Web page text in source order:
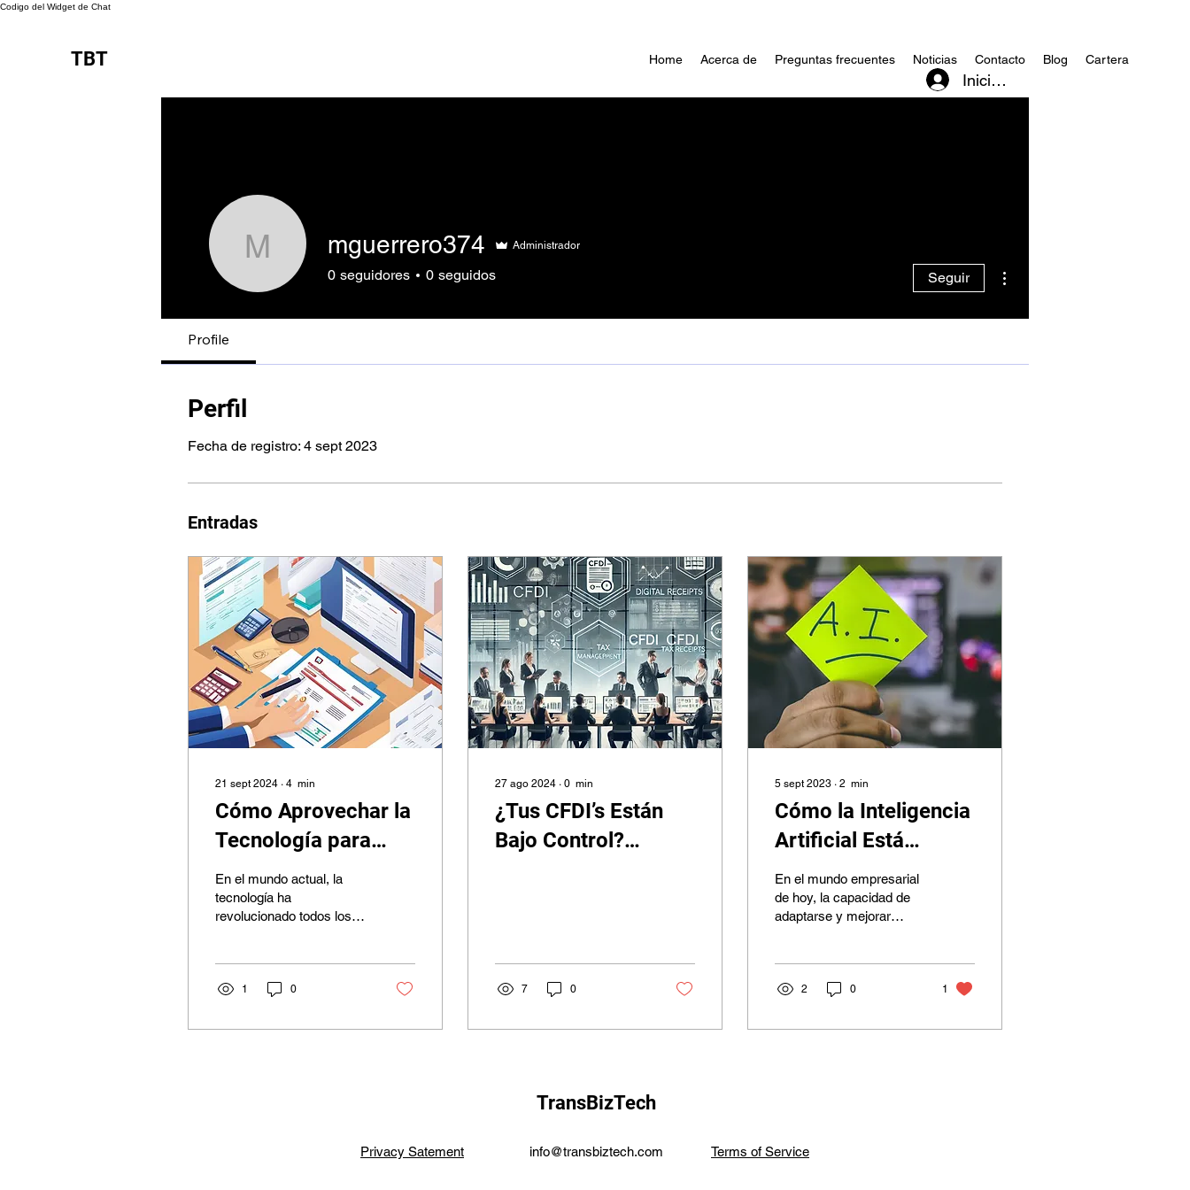
Codigo del Widget de Chat
TBT Home Acerca de Preguntas frecuentes Noticias Contacto Blog Cartera
Iniciar sesión
mguerrero374
mguerrero374 Administrador
0 seguidores 0 seguidos Seguir
Profile
Perfil
Fecha de registro: 4 sept 2023
Entradas
21 sept 2024 ∙ 4 min
Cómo Aprovechar la
Tecnología para
Descargar
Comprobantes
Fiscales y Revisar
las Cifras de tu
Ejercicio Contable y
En el mundo actual, la
tecnología ha
revolucionado todos los
1 0
27 ago 2024 ∙ 0 min
¿Tus CFDI’s Están
Bajo Control?
con Soffia
7 0
5 sept 2023 ∙ 2 min
Cómo la Inteligencia
Artificial Está
Transformando los
Procesos de
Negocios
En el mundo empresarial
de hoy, la capacidad de
adaptarse y mejorar
2 0 1
TransBizTech
Privacy Satement info@transbiztech.com Terms of Service